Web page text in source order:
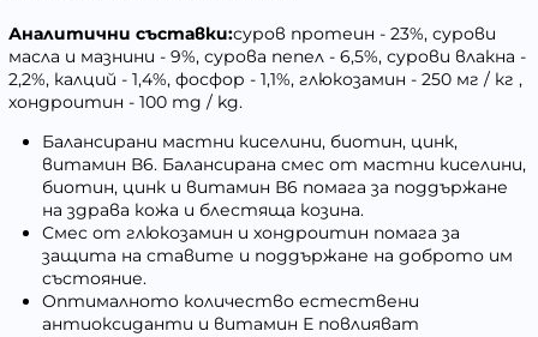
Аналитични съставки:суров протеин - 23%, сурови
масла и мазнини - 9%, сурова пепел - 6,5%, сурови влакна -
2,2%, калций - 1,4%, фосфор - 1,1%, глюкозамин - 250 мг / кг ,
хондроитин - 100 mg / kg.
Балансирани мастни киселини, биотин, цинк,
витамин В6. Балансирана смес от мастни киселини,
биотин, цинк и витамин В6 помага за поддържане
на здрава кожа и блестяща козина.
Смес от глюкозамин и хондроитин помага за
защита на ставите и поддържане на доброто им
състояние.
Оптималното количество естествени
антиоксиданти и витамин Е повлияват